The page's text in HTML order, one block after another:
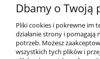
Dbamy o Twoją
Pliki cookies i pokrewne im
działanie strony i
potrzeb. Możesz
wszystkich tych plików i